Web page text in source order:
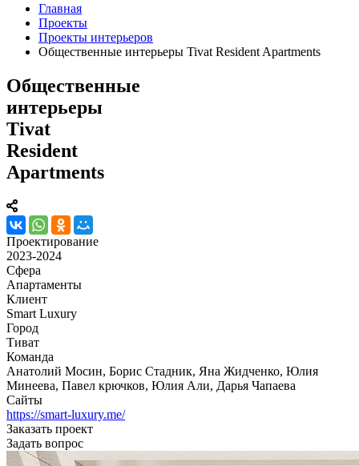
Главная
Проекты
Проекты интерьеров
Общественные интерьеры Tivat Resident Apartments
Общественные
интерьеры
Tivat
Resident
Apartments
Проектирование
2023-2024
Сфера
Апартаменты
Клиент
Smart Luxury
Город
Тиват
Команда
Анатолий Мосин, Борис Стадник, Яна Жидченко, Юлия
Минеева, Павел крючков, Юлия Али, Дарья Чапаева
Сайты
https://smart-luxury.me/
Заказать проект
Задать вопрос